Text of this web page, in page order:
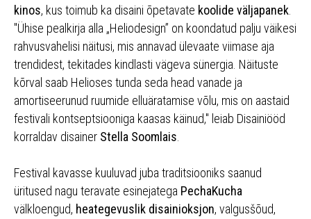
kinos, kus toimub ka disaini õpetavate koolide väljapanek
"Ühise pealkirja alla „Heliodesign” on koondatud palju väikesi
rahvusvahelisi näitusi, mis annavad ülevaate viimase aja
trendidest, tekitades kindlasti vägeva sünergia. Näituste
kõrval saab Helioses tunda seda head vanade ja
amortiseerunud ruumide elluäratamise võlu, mis on aastaid
festivali kontseptsiooniga kaasas käinud," leiab Disainiööd
korraldav disainer Stella Soomlais
Festival kavasse kuuluvad juba traditsiooniks saanud
üritused nagu teravate esinejatega PechaKucha
välkloengud, heategevuslik disainioksjon, valgusšõud,